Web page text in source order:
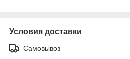
Условия доставки
Самовывоз